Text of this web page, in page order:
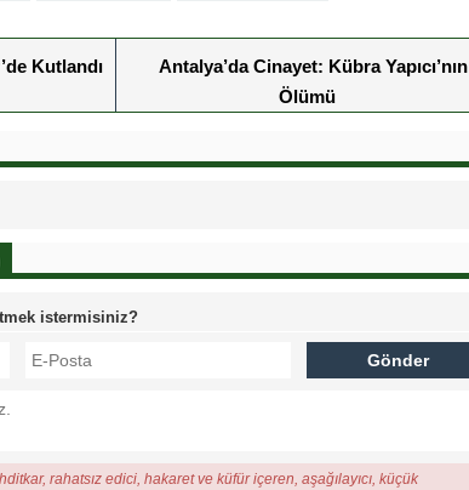
Kutlandı
Antalya’da Cinayet: Kübra Yapıcı’nın
Ölümü
istermisiniz?
rahatsız edici, hakaret ve küfür içeren, aşağılayıcı, küçük